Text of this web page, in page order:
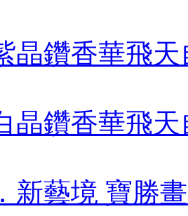
晶鑽香華飛
晶鑽香華飛
新藝境 寶勝